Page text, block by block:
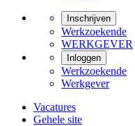
Inschrijven
Werkzoekende
WERKGEVER
Inloggen
Werkzoekende
Werkgever
Vacatures
Gehele site